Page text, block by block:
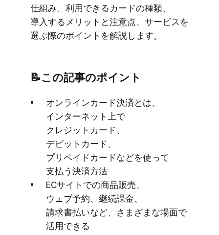
仕組み、​利用できる​カードの​種類、​
導入する​メリットと​注意点、​サービスを​
選ぶ際の​ポイントを​解説します。
📝この​記事の​ポイント
オンラインカード決済とは、​
インターネット上で​
クレジットカード、​
デビットカード、​
プリペイドカードなどを​使って​
支払う​決済方​法
ECサイトでの​商品販売、​
ウェブ予約、​継続課金、​
請求書払いなど、​さまざまな​場面で​
活用できる